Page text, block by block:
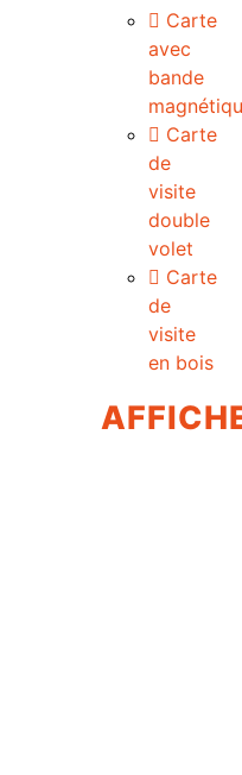
Carte
avec
bande
Carte
de
visite
double
volet
Carte
de
visite
en bois